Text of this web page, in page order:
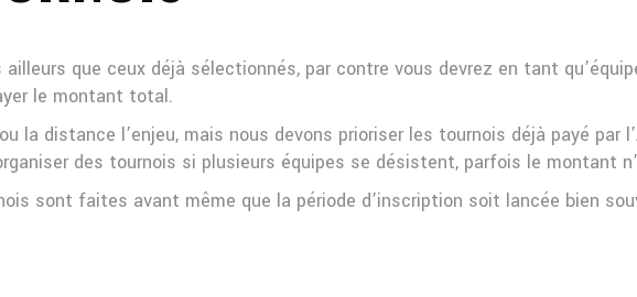
que ceux déjà sélectionnés, par contre vous devrez en tant
le montant total.
la distance l’enjeu, mais nous devons prioriser les tournois déjà payé par
des tournois si plusieurs équipes se désistent, parfois le montant
sont faites avant même que la période d’inscription soit lancée bien